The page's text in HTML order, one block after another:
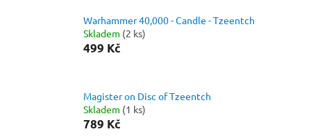
Warhammer 40,000 - Candle - Tzeentch
Skladem (2 ks)
499 Kč
Magister on Disc of Tzeentch
Skladem (1 ks)
789 Kč